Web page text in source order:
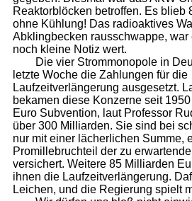
Reaktorblöcken betroffen. Es blieb
ohne Kühlung! Das radioaktives
Abklingbecken rausschwappe, war
noch kleine Notiz wert.
Die vier Strommonopole in
letzte Woche die Zahlungen für die
Laufzeitverlängerung ausgesetzt.
bekamen diese Konzerne seit
Euro Subvention, laut Professor
über 300 Milliarden. Sie sind bei
nur mit einer lächerlichen Summe,
Promillebruchteil der zu
versichert. Weitere 85 Milliarden
ihnen die Laufzeitverlängerung.
Leichen, und die Regierung spielt